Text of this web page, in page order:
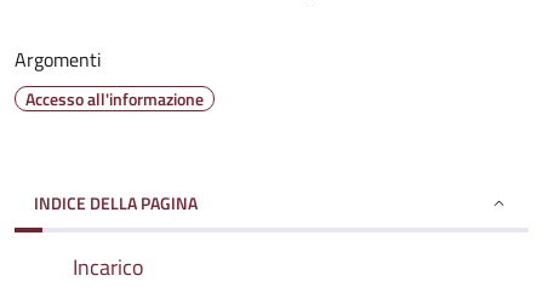
Argomenti
Accesso all'informazione
INDICE DELLA PAGINA
Incarico